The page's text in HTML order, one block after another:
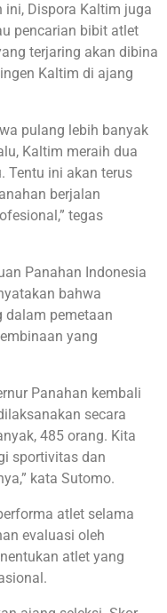
ini, Dispora Kaltim juga
pencarian bibit atlet
terjaring akan dibina
Kaltim di ajang
pulang lebih banyak
Kaltim meraih dua
Tentu ini akan terus
berjalan
tegas
Panahan Indonesia
bahwa
dalam pemetaan
yang
Panahan kembali
secara
485 orang. Kita
sportivitas dan
kata Sutomo.
atlet selama
evaluasi oleh
atlet yang